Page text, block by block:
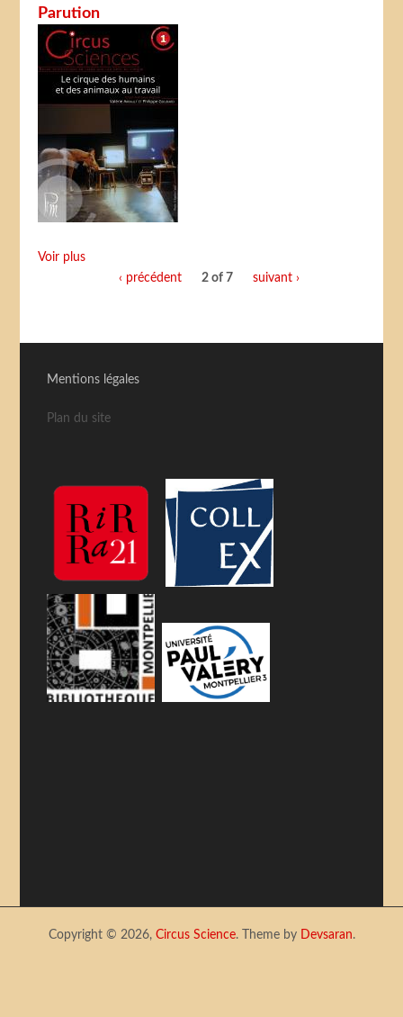
Parution
Voir plus
‹ précédent
2 of 7 suivant ›
Mentions légales
Plan du site
Copyright © 2026, Circus Science. Theme by Devsaran.